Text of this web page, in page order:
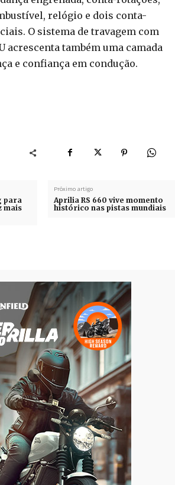
relógio e dois conta-
O sistema de travagem com
acrescenta também uma camada
e confiança em condução.
para
mais
Próximo artigo
Aprilia RS 660 vive momento
histórico nas pistas mundiais